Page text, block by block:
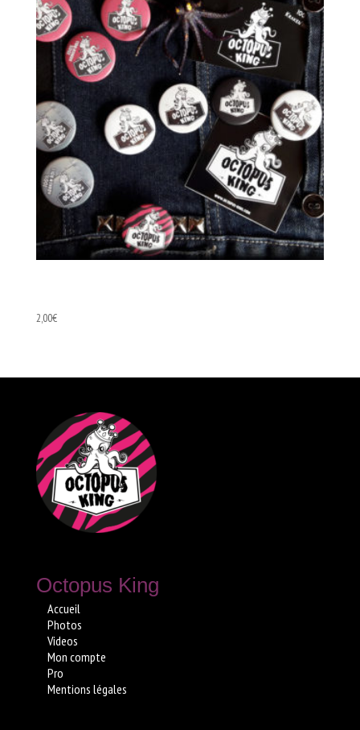
2,00€
Octopus King
Accueil
Photos
Videos
Mon compte
Pro
Mentions légales